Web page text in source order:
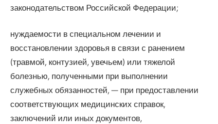
законодательством Российской Федерации;
нуждаемости в специальном лечении и
восстановлении здоровья в связи с ранением
(травмой, контузией, увечьем) или тяжелой
болезнью, полученными при выполнении
служебных обязанностей, — при предоставлении
соответствующих медицинских справок,
заключений или иных документов,